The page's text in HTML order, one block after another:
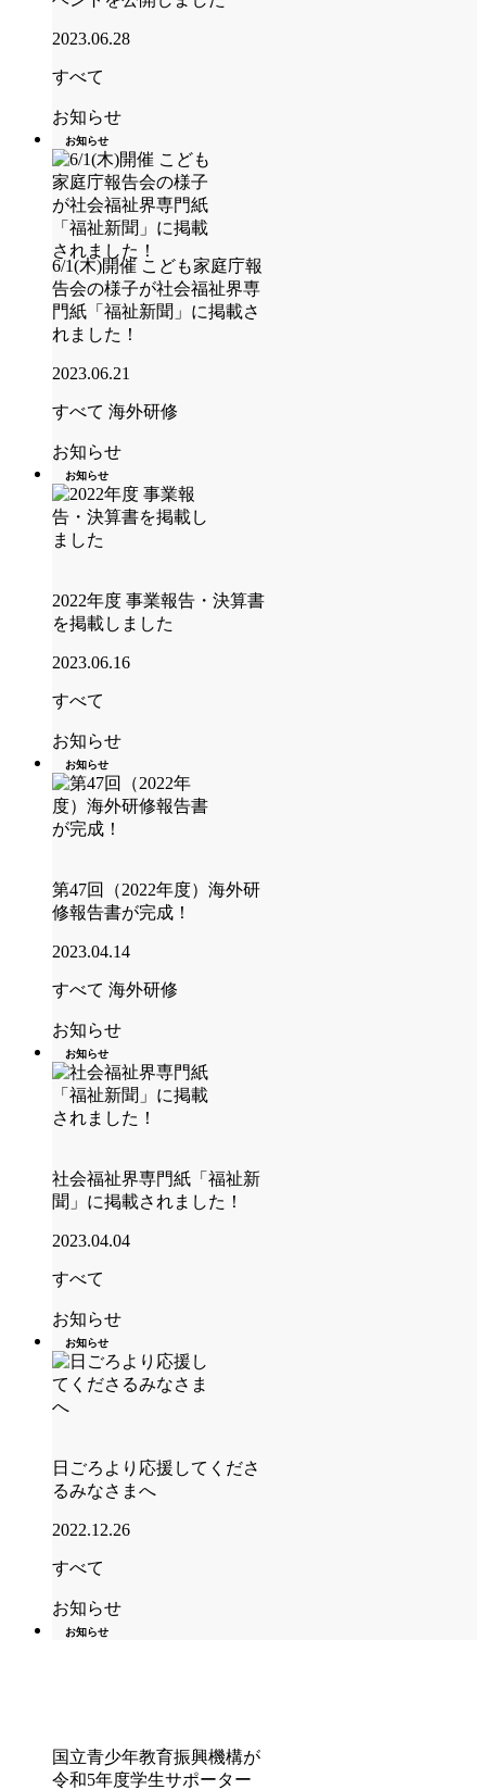
2023.06.28
すべて
お知らせ
お知らせ
6/1(木)開催 こども家庭庁報
告会の様子が社会福祉界専
門紙「福祉新聞」に掲載さ
れました！
2023.06.21
すべて 海外研修
お知らせ
お知らせ
2022年度 事業報告・決算書
を掲載しました
2023.06.16
すべて
お知らせ
お知らせ
第47回（2022年度）海外研
修報告書が完成！
2023.04.14
すべて 海外研修
お知らせ
お知らせ
社会福祉界専門紙「福祉新
聞」に掲載されました！
2023.04.04
すべて
お知らせ
お知らせ
日ごろより応援してくださ
るみなさまへ
2022.12.26
すべて
お知らせ
お知らせ
国立青少年教育振興機構が
令和5年度学生サポーター